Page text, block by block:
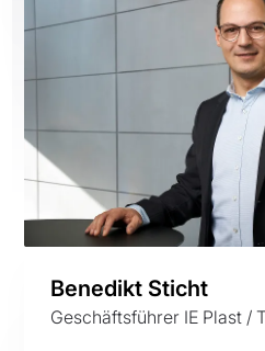
Benedikt Sticht
Geschäftsführer IE Plast /